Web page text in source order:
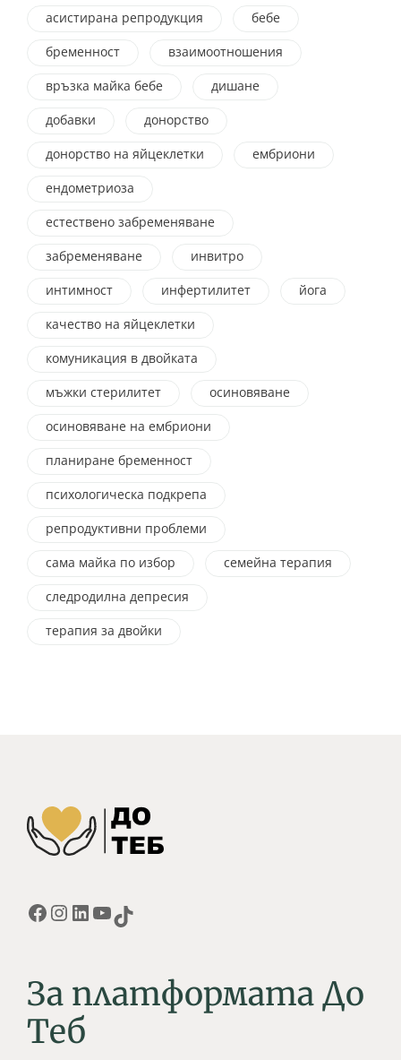
асистирана репродукция
бебе
бременност
взаимоотношения
връзка майка бебе
дишане
добавки
донорство
донорство на яйцеклетки
ембриони
ендометриоза
естествено забременяване
забременяване
инвитро
интимност
инфертилитет
йога
качество на яйцеклетки
комуникация в двойката
мъжки стерилитет
осиновяване
осиновяване на ембриони
планиране бременност
психологическа подкрепа
репродуктивни проблеми
сама майка по избор
семейна терапия
следродилна депресия
терапия за двойки
За платформата До
Tеб